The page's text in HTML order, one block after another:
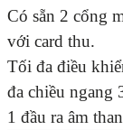
Có sẵn 2 cổng
với card thu.
Tối đa điều
đa chiều ngang
1 đầu ra âm